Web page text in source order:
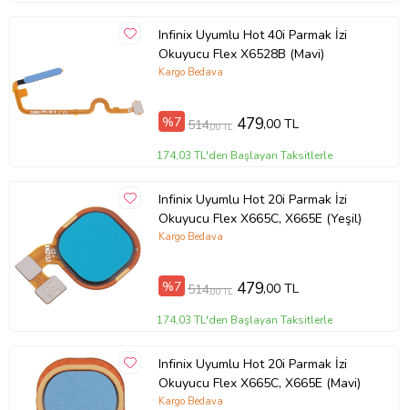
Infinix Uyumlu Hot 40i Parmak İzi
Okuyucu Flex X6528B (Mavi)
Kargo Bedava
%7 514,00 TL 479,00 TL
174,03 TL'den Başlayan Taksitlerle
Infinix Uyumlu Hot 20i Parmak İzi
Okuyucu Flex X665C, X665E (Yeşil)
Kargo Bedava
%7 514,00 TL 479,00 TL
174,03 TL'den Başlayan Taksitlerle
Infinix Uyumlu Hot 20i Parmak İzi
Okuyucu Flex X665C, X665E (Mavi)
Kargo Bedava